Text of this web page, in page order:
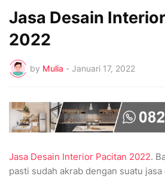
Jasa Desain
2022
by Mulia - Januari 17, 2022
Jasa Desain Interior Pacitan 2022.
pasti sudah akrab dengan suatu